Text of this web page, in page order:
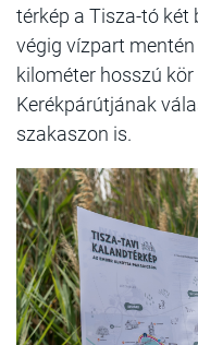
térkép a Tisza-tó két
végig vízpart
kilométer hosszú
Kerékpárútjának
szakaszon is.